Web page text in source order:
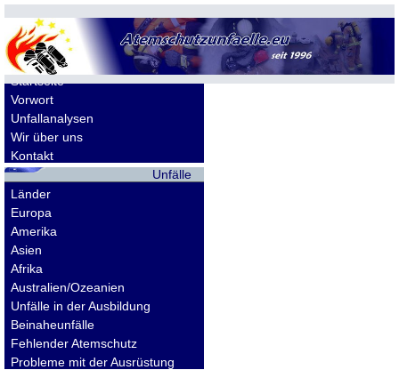
Allgemeines
Startseite
Vorwort
Unfallanalysen
Wir über uns
Kontakt
Unfälle
Länder
Europa
Amerika
Asien
Afrika
Australien/Ozeanien
Unfälle in der Ausbildung
Beinaheunfälle
Fehlender Atemschutz
Probleme mit der Ausrüstung